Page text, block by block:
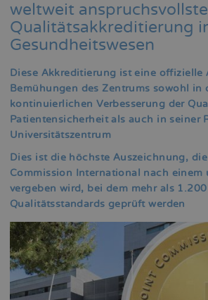
weltweit
Qualitätsakkreditierung
Gesundheitswesen
Diese Akkreditierung ist eine offizielle
Bemühungen des Zentrums sowohl in
kontinuierlichen Verbesserung der
Patientensicherheit als auch in seiner
Universitätszentrum
Dies ist die höchste Auszeichnung,
Commission International nach einem
vergeben wird, bei dem mehr als 1.200
Qualitätsstandards geprüft werden